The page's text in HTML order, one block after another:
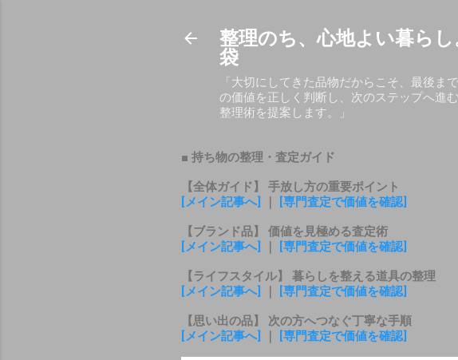
整理のち、心地よい暮ら
袋
「大切にしてきた品物だからこそ、最後
の価値を正しく判断し、次のステップへ進
整理術を提案します。」
■ 持ち物の整理・査定ガイド
【全体ガイド】 手放し方の重要ポイント
[メイン記事へ]
[専門査定で価値を確認]
【ブランド品】 価値を見極める査定術
[メイン記事へ]
[専門査定で価値を確認]
【ライフスタイル】 暮らしを整える道具の整理
[メイン記事へ]
[専門査定で価値を確認]
【思い出の品】 次の方へつなぐ丁寧な手順
[メイン記事へ]
[専門査定で価値を確認]